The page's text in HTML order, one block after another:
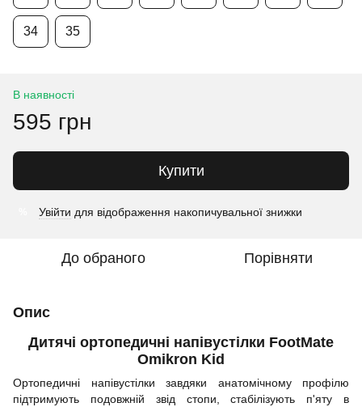
34 35
В наявності
595 грн
Купити
Увійти для відображення накопичувальної знижки
До обраного Порівняти
Опис
Дитячі ортопедичні напівустілки FootMate
Omikron Kid
Ортопедичні напівустілки завдяки анатомічному профілю
підтримують подовжній звід стопи, стабілізують п'яту в